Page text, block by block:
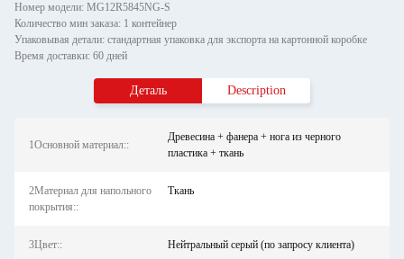
Номер модели: MG12R5845NG-S
Количество мин заказа: 1 контейнер
Упаковывая детали: стандартная упаковка для экспорта на картонной коробке
Время доставки: 60 дней
Деталь Description
1Основной материал::
Древесина + фанера + нога из черного
пластика + ткань
2Материал для напольного
покрытия::
Ткань
3Цвет:: Нейтральный серый (по запросу клиента)